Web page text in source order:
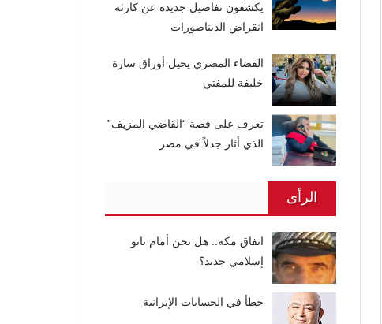
يكشفون تفاصيل جديدة عن كارثة
انقراض الديناصورات
القضاء المصري يحيل أوراق سارة
خليفة للمفتي
تعرف على قصة “القاضي المزيف”
الذي أثار جدلاً في مصر
الرأى
اتفاق مكة.. هل نحن أمام ناتو
إسلامي جديد؟
خطأ في الحسابات الإيرانية